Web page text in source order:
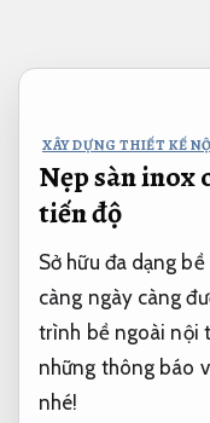
nội
XÂY DỰNG THIẾT KẾ
Nẹp sàn inox
tiến độ
Sở hữu đa dạng
càng ngày càng
trình bề ngoài nội
những thông báo
nhé!